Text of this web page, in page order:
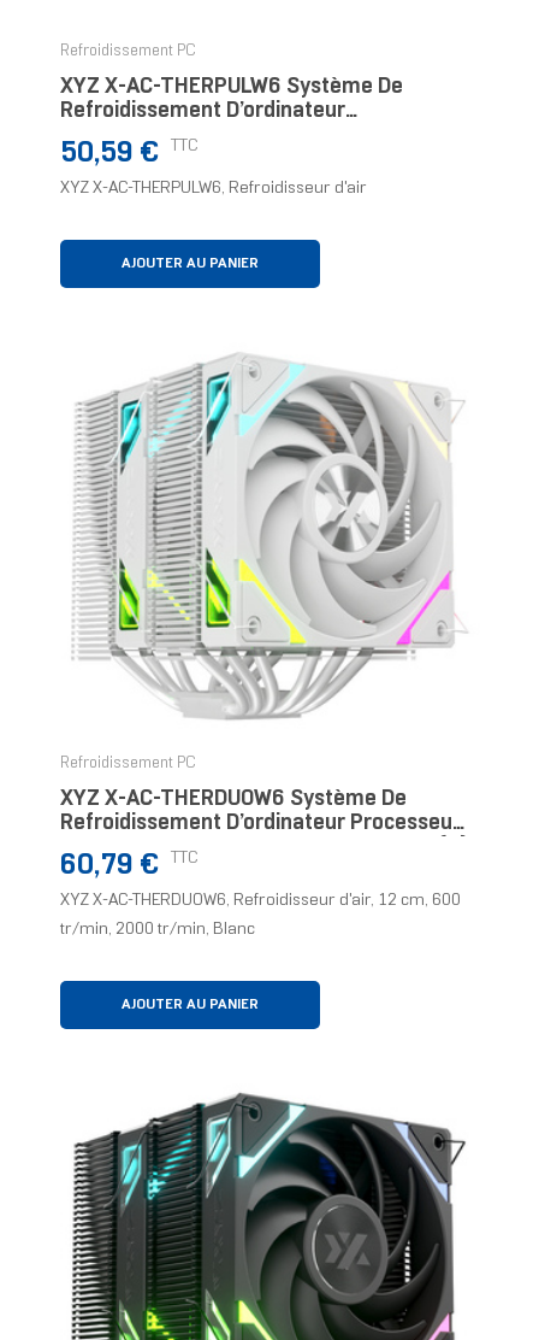
Refroidissement PC
XYZ X-AC-THERPULW6 Système De
Refroidissement D’ordinateur
Refroidisseur D'air
Prix
50,59 € TTC
XYZ X-AC-THERPULW6, Refroidisseur d'air
AJOUTER AU PANIER
Refroidissement PC
XYZ X-AC-THERDUOW6 Système De
Refroidissement D’ordinateur Processeur
Refroidisseur D'air 12 Cm Blanc 1 Pièce(s)
Prix
60,79 € TTC
XYZ X-AC-THERDUOW6, Refroidisseur d'air, 12 cm, 600
tr/min, 2000 tr/min, Blanc
AJOUTER AU PANIER